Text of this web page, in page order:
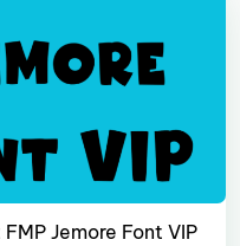
Jemore Font VIP